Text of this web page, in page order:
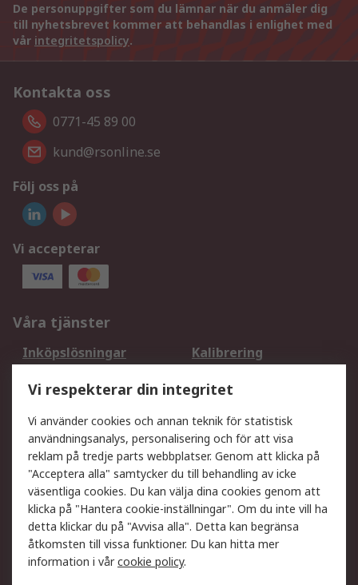
De personuppgifter som du lämnar när du anmäler dig
till nyhetsbrevet kommer att behandlas i enlighet med
vår integritetspolicy.
Kontakta oss
0771-45 89 00
kund@rsonline.se
Följ oss på
Vi accepterar
Våra tjänster
Inköpslösningar
Kalibrering
DesignSpark
Teknisk Support
Ditt lokala säljteam
Exportlösningar
Support
Få hjälp
Retur av varor
Leverans
Spåra din order
Begär en fakturakopi
Fördelar med RS-konto
Betalningsalternativ
Vi respekterar din integritet
Vi använder cookies och annan teknik för statistisk
användningsanalys, personalisering och för att visa
reklam på tredje parts webbplatser. Genom att klicka på
"Acceptera alla" samtycker du till behandling av icke
väsentliga cookies. Du kan välja dina cookies genom att
klicka på "Hantera cookie-inställningar". Om du inte vill ha
detta klickar du på "Avvisa alla". Detta kan begränsa
åtkomsten till vissa funktioner. Du kan hitta mer
information i vårcookie policy.